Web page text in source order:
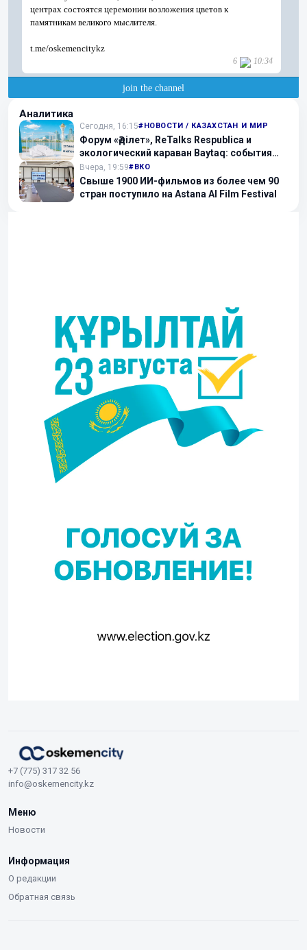
Аналитика
Сегодня, 16:15#НОВОСТИ / КАЗАХСТАН И МИР
Форум «Әділет», ReTalks Respublica и
экологический караван Baytaq: события
дня кампании+
Вчера, 19:59#ВКО
Свыше 1900 ИИ-фильмов из более чем 90
стран поступило на Astana AI Film Festival
+7 (775) 317 32 56
info@oskemencity.kz
Меню
Новости
Информация
О редакции
Обратная связь